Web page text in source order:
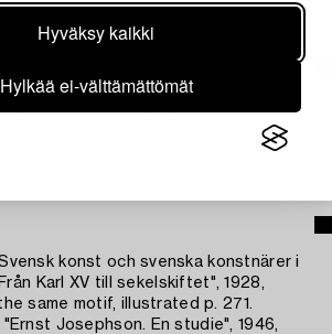
Hyväksy kaikki
Hylkää ei-välttämättömät
"Ernst Josephson.
organized by Nationalmuseum,
and Liljevalchs Konsthall, 1951, no.
konst och svenska konstnärer i
Karl XV till sekelskiftet", 1928,
same motif, illustrated p. 271.
Josephson. En studie", 1946,